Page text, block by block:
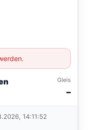
Gleis
–
14:11:52